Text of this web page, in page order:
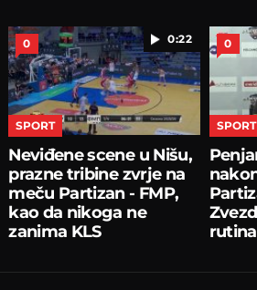
0:22
0
SPORT
Neviđene scene u Nišu,
prazne tribine zvrje na
meču Partizan - FMP,
kao da nikoga ne
zanima KLS
0
SPORT